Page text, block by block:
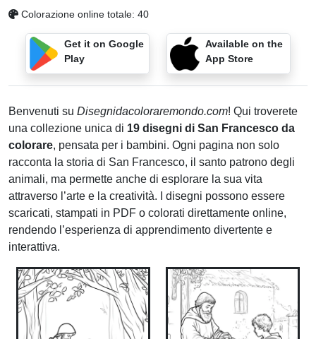
Colorazione online totale: 40
Get it on Google
Play
Available on the
App Store
Benvenuti su Disegnidacoloraremondo.com! Qui troverete
una collezione unica di 19 disegni di San Francesco da
colorare, pensata per i bambini. Ogni pagina non solo
racconta la storia di San Francesco, il santo patrono degli
animali, ma permette anche di esplorare la sua vita
attraverso l’arte e la creatività. I disegni possono essere
scaricati, stampati in PDF o colorati direttamente online,
rendendo l’esperienza di apprendimento divertente e
interattiva.